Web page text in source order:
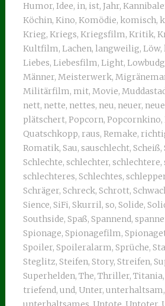
Humor, Idee, in, ist, Jahr,
Köchin, Kino, Komödie, komisch,
Krieg, Kriegs, Kriegsfilm, Kritik,
Kultfilm, Lachen, langweilig, Löw,
Liebes, Liebesfilm, Light,
Männer, Meisterwerk,
Militärfilm, mit, Movie,
nett, nette, nettes, neu, neuer,
plätschert, Popcorn, Popcornkino,
Quatschkopp, raus, Remake,
Romatik, Sau, sauschlecht, Scheiß,
Schlechte, schlechter, schlechtere,
schlechteres, Schlechtes,
Schräger, Schreck, Schrott,
Sience, SiFi, Skurril, so, Solide,
Southside, Spaß, Spannend,
Spionage, Spionagefilm,
Spoiler, Spoileralarm, Sprüche,
Steglitz, Steifen, Story, Streifen,
Superhelden, The, Thriller, Titania,
triefend, und, Unter, unterhaltsam,